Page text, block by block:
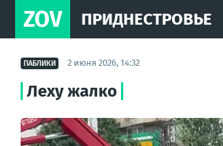
ZOV ПРИДНЕСТРОВЬЕ
ПАБЛИКИ 2 июня 2026, 14:32
Леху жалко